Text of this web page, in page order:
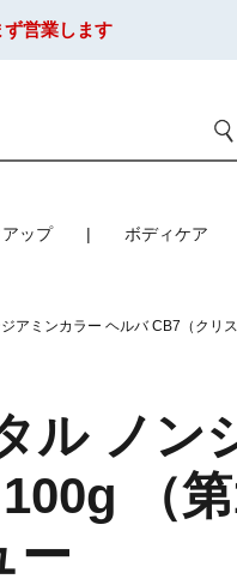
営業します
アップ ボディケア
アミンカラー ヘルバ CB7（クリ
ル ノン
（
ー